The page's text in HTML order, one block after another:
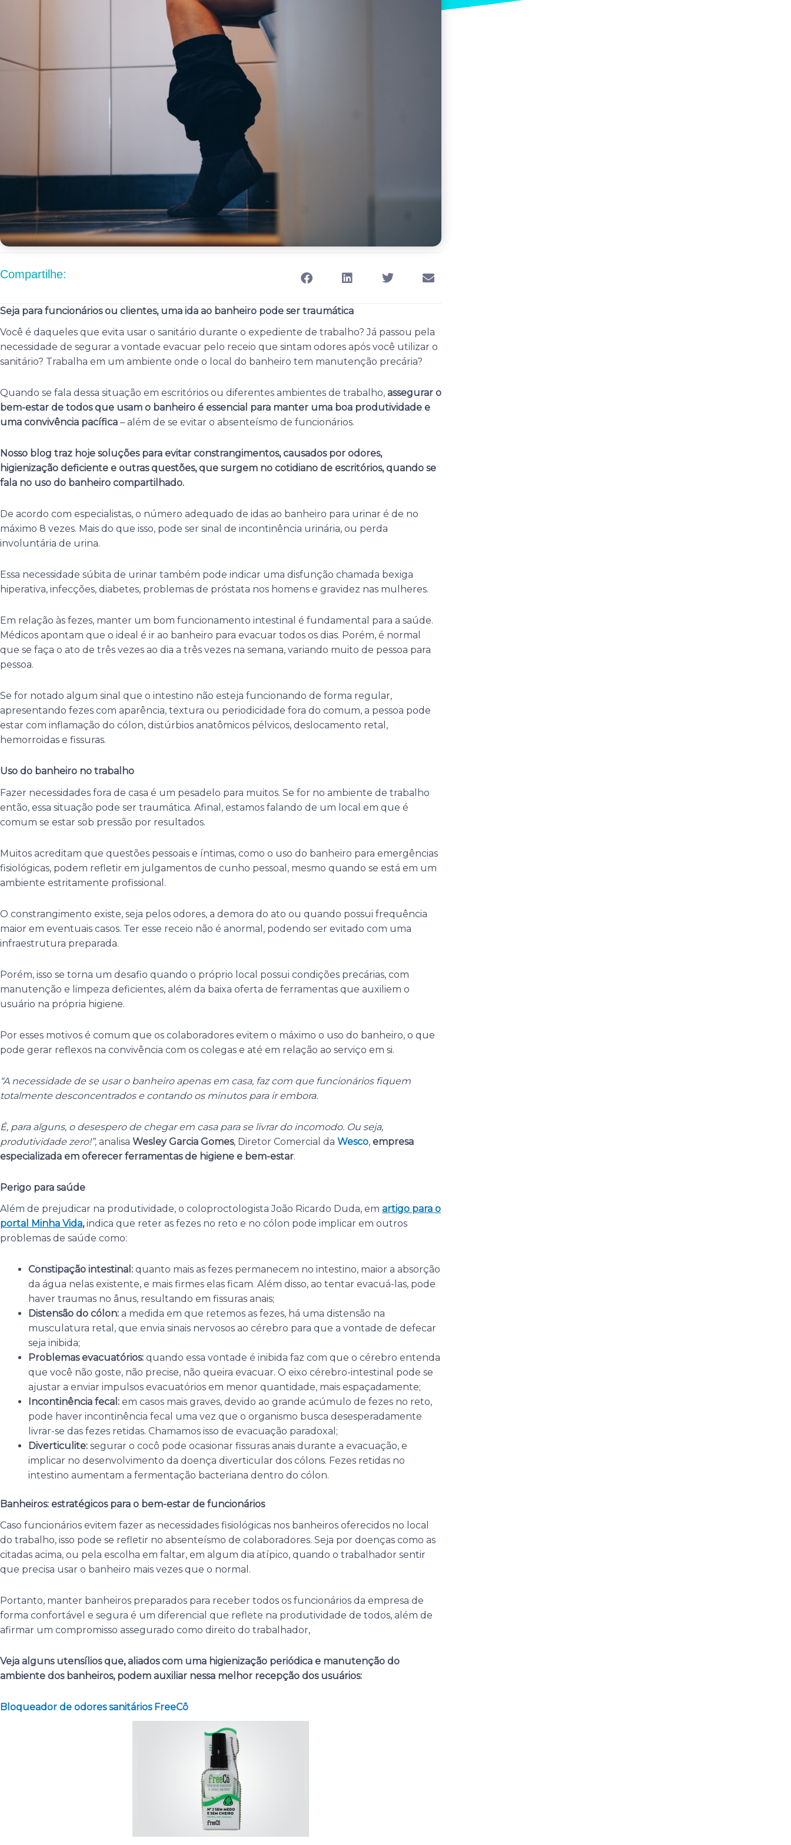
Compartilhe:
Seja para funcionários ou clientes, uma ida ao banheiro pode ser traumática
Você é daqueles que evita usar o sanitário durante o expediente de trabalho? Já passou pela
necessidade de segurar a vontade evacuar pelo receio que sintam odores após você utilizar o
sanitário? Trabalha em um ambiente onde o local do banheiro tem manutenção precária?
Quando se fala dessa situação em escritórios ou diferentes ambientes de trabalho, assegurar o
bem-estar de todos que usam o banheiro é essencial para manter uma boa produtividade e
uma convivência pacífica – além de se evitar o absenteísmo de funcionários.
Nosso blog traz hoje soluções para evitar constrangimentos, causados por odores,
higienização deficiente e outras questões, que surgem no cotidiano de escritórios, quando se
fala no uso do banheiro compartilhado.
De acordo com especialistas, o número adequado de idas ao banheiro para urinar é de no
máximo 8 vezes. Mais do que isso, pode ser sinal de incontinência urinária, ou perda
involuntária de urina.
Essa necessidade súbita de urinar também pode indicar uma disfunção chamada bexiga
hiperativa, infecções, diabetes, problemas de próstata nos homens e gravidez nas mulheres.
Em relação às fezes, manter um bom funcionamento intestinal é fundamental para a saúde.
Médicos apontam que o ideal é ir ao banheiro para evacuar todos os dias. Porém, é normal
que se faça o ato de três vezes ao dia a três vezes na semana, variando muito de pessoa para
pessoa.
Se for notado algum sinal que o intestino não esteja funcionando de forma regular,
apresentando fezes com aparência, textura ou periodicidade fora do comum, a pessoa pode
estar com inflamação do cólon, distúrbios anatômicos pélvicos, deslocamento retal,
hemorroidas e fissuras.
Uso do banheiro no trabalho
Fazer necessidades fora de casa é um pesadelo para muitos. Se for no ambiente de trabalho
então, essa situação pode ser traumática. Afinal, estamos falando de um local em que é
comum se estar sob pressão por resultados.
Muitos acreditam que questões pessoais e íntimas, como o uso do banheiro para emergências
fisiológicas, podem refletir em julgamentos de cunho pessoal, mesmo quando se está em um
ambiente estritamente profissional.
O constrangimento existe, seja pelos odores, a demora do ato ou quando possui frequência
maior em eventuais casos. Ter esse receio não é anormal, podendo ser evitado com uma
infraestrutura preparada.
Porém, isso se torna um desafio quando o próprio local possui condições precárias, com
manutenção e limpeza deficientes, além da baixa oferta de ferramentas que auxiliem o
usuário na própria higiene.
Por esses motivos é comum que os colaboradores evitem o máximo o uso do banheiro, o que
pode gerar reflexos na convivência com os colegas e até em relação ao serviço em si.
“A necessidade de se usar o banheiro apenas em casa, faz com que funcionários fiquem
totalmente desconcentrados e contando os minutos para ir embora.
É, para alguns, o desespero de chegar em casa para se livrar do incomodo. Ou seja,
produtividade zero!”, analisa Wesley Garcia Gomes, Diretor Comercial da Wesco, empresa
especializada em oferecer ferramentas de higiene e bem-estar.
Perigo para saúde
Além de prejudicar na produtividade, o coloproctologista João Ricardo Duda, em artigo para o
portal Minha Vida,indica que reter as fezes no reto e no cólon pode implicar em outros
problemas de saúde como:
Constipação intestinal: quanto mais as fezes permanecem no intestino, maior a absorção
da água nelas existente, e mais firmes elas ficam. Além disso, ao tentar evacuá-las, pode
haver traumas no ânus, resultando em fissuras anais;
Distensão do cólon: a medida em que retemos as fezes, há uma distensão na
musculatura retal, que envia sinais nervosos ao cérebro para que a vontade de defecar
seja inibida;
Problemas evacuatórios: quando essa vontade é inibida faz com que o cérebro entenda
que você não goste, não precise, não queira evacuar. O eixo cérebro-intestinal pode se
ajustar a enviar impulsos evacuatórios em menor quantidade, mais espaçadamente;
Incontinência fecal: em casos mais graves, devido ao grande acúmulo de fezes no reto,
pode haver incontinência fecal uma vez que o organismo busca desesperadamente
livrar-se das fezes retidas. Chamamos isso de evacuação paradoxal;
Diverticulite: segurar o cocô pode ocasionar fissuras anais durante a evacuação, e
implicar no desenvolvimento da doença diverticular dos cólons. Fezes retidas no
intestino aumentam a fermentação bacteriana dentro do cólon.
Banheiros: estratégicos para o bem-estar de funcionários
Caso funcionários evitem fazer as necessidades fisiológicas nos banheiros oferecidos no local
do trabalho, isso pode se refletir no absenteísmo de colaboradores. Seja por doenças como as
citadas acima, ou pela escolha em faltar, em algum dia atípico, quando o trabalhador sentir
que precisa usar o banheiro mais vezes que o normal.
Portanto, manter banheiros preparados para receber todos os funcionários da empresa de
forma confortável e segura é um diferencial que reflete na produtividade de todos, além de
afirmar um compromisso assegurado como direito do trabalhador,
Veja alguns utensílios que, aliados com uma higienização periódica e manutenção do
ambiente dos banheiros, podem auxiliar nessa melhor recepção dos usuários:
Bloqueador de odores sanitários FreeCô